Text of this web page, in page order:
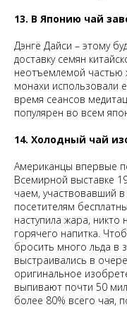
13. В Японию чай
Дэнгё Дайси – этому
доставку семян
неотъемлемой частью
монахи использовали
время сеансов
популярен во всем
14. Холодный чай
Американцы впервые
Всемирной выставке
чаем, участвовавший
посетителям
наступила жара,
горячего напитка.
бросить много льда в
выстраивались в
оригинальное
выпивают почти 50
более 80% всего чая,